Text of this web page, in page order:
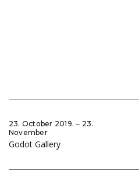
23. October 2019. ‒ 23.
November
Godot Gallery